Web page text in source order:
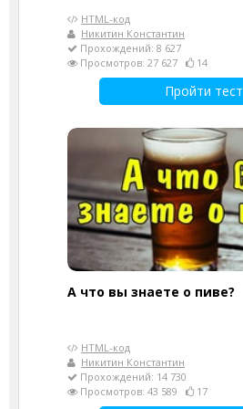
HTML-код
Никитин Константин
Прохождений: 8 627
Просмотров: 27 627
14
Пройти тест
А что вы знаете о пиве?
HTML-код
Никитин Константин
Прохождений: 14 730
Просмотров: 43 589
17